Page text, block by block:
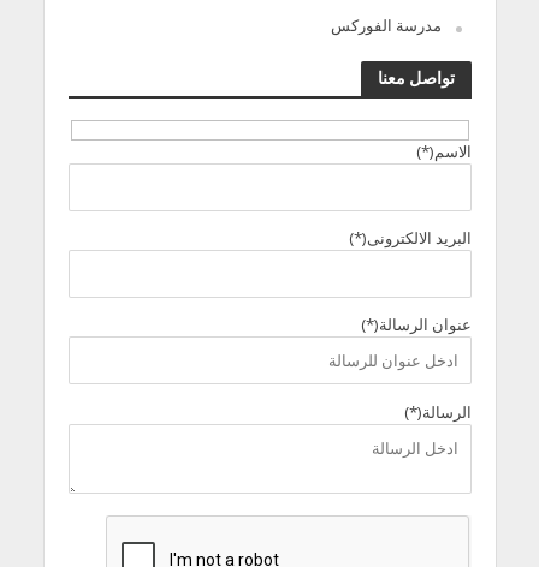
مدرسة الفوركس
تواصل معنا
الاسم(*)
البريد الالكترونى(*)
عنوان الرسالة(*)
الرسالة(*)